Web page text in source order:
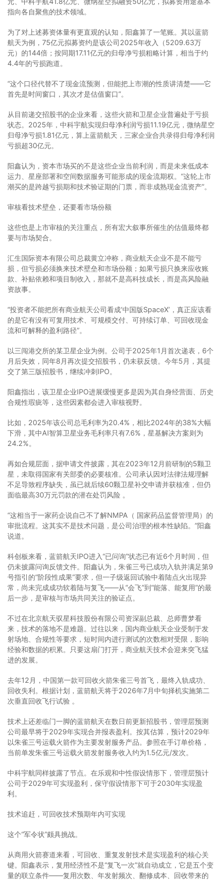
指向各自聚焦的技术领域。
为了对上述募资体量有更直观的认知，阳鑫算了一笔账。其以蓝箭
航天为例，75亿元拟募资约是该公司2025年收入（5209.63万
元）的144倍；按同期17.11亿元的归母净亏损粗略计算，相当于约
4.4年的亏损跑道。
“这个口径代替不了现金流预测，但能把上市潮的性质讲清楚——它
首先是时间窗口，其次才是估值窗口”。
从目前递交招股书的企业来看，这些火箭和卫星企业普遍处于亏损
状态。2025年，中科宇航实现归母净利润亏损11.19亿元，微纳星空
归母净亏损1.81亿元，算上蓝箭航天，三家企业合共录得归母净利润
亏损超30亿元。
阳鑫认为，资本市场买的不是这些企业当前利润，而是未来低成本
运力、星座部署和空间数据服务可能形成的现金流期权。“这轮上市
潮买的是跨越亏损期和技术验证期的门票，而非成熟现金流资产”。
审核看技术壁垒，还要看市场份额
这些也是上市审核的关注重点，所有宏大叙事所催生的估值最终都
要与市场契合。
汇生国际资本有限公司总裁黄立冲称，商业航天企业不是不能亏
损，但亏损必须换来技术壁垒和市场份额；如果亏损只换来应收账
款、补贴依赖和项目制收入，那就不是高科技成长，而是高风险融
资故事。
“投资者不能把所有商业航天公司看成‘中国版SpaceX’，真正应该看
的是它有没有可复用技术、可规模交付、可持续订单、可回收现金
流和可解释的盈利路径”。
以三闯港交所的某卫星企业为例。公司于2025年1月首次递表，6个
月后失效，同年8月再次提交招股书，仍未获反馈。今年5月，其提
交了第三版招股书，继续冲刺IPO。
阳鑫指出，该卫星企业IPO进展缓慢更多是因为其自身经营面、历史
合规性瑕疵等，这些因素都会进入审核视野。
比如，2025年该公司总毛利率为20.4%，相比2024年的38%大幅
下滑，其中AI智算卫星业务毛利率只有7.6%，星基解决方案则为
24.2%。
再如合规层面，据申请文件披露，其在2023年12月前研制的‌5颗卫
星‌，未取得国家有关部委的必要核准。公司承认因对法律法规理解
不足导致程序缺失，虽已就后续60颗卫星补交申请并获核准，但仍
面临最高‌30万元罚款‌的潜在处罚风险 。
“这相当于一家药企说自己不了解NMPA（ 国家药品监督管理局）的
审批流程。这其实不是技术问题，是公司治理的根本性缺陷。”阳鑫
说道。
科创板来看，蓝箭航天IPO进入“已问询”状态已有近6个月时间，但
仍未披露问询反馈文件。阳鑫认为，朱雀三号已成功入轨并满足第9
号指引的“阶段性成果”要求，但一子级返回试验中着陆点火出现异
常，尚未完成成功软着陆与复飞——从“会飞”到“能落、能复用”的最
后一步，是审核与市场共同关注的验证点。
不过在北京航天驭星科技股份有限公司资深副总裁、总师曹梦看
来，技术的落地不是难题。过往以来，国内商业航天企业受制于发
射场地、合规性等要求，短时间内进行测试的次数相对受限，影响
经验和数据的积累。只要这扇门打开，商业航天技术会迎来突飞猛
进的发展。
去年12月，中国第一款可回收火箭朱雀三号首飞，最终入轨成功、
回收失利。根据计划，蓝箭航天将于‌2026年7月中旬择机‌实施第二
次垂直回收飞行试验 。
技术上还差临门一脚的蓝箭航天在数日前更新招股书，管理层预测
公司最早将于2029年实现合并报表盈利。按其估算，预计2029年
以朱雀三号运载火箭作为主要发射服务产品。参照在手订单价格，
当前单发朱雀三号运载火箭发射服务收入约为1.5亿元/发次。
中科宇航同样披露了节点。在乐观和中性假设情形下，管理层预计
公司于2029年可实现盈利，保守假设情形下可于2030年实现盈
利。
技术追赶，可回收技术预期年内可实现
这个“军令状”颇具挑战。
从商用火箭赛道来看，可回收、重复发射技术是实现盈利的核心关
键。阳鑫表示，复用经济性不是“复飞一次”就自动成立，它是五个变
量的联立条件——复用次数、年发射频次、翻修成本、回收带来的